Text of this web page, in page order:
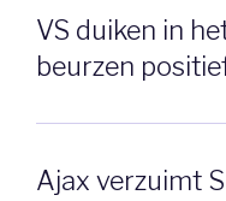
VS duiken in
beurzen
Ajax verzuimt